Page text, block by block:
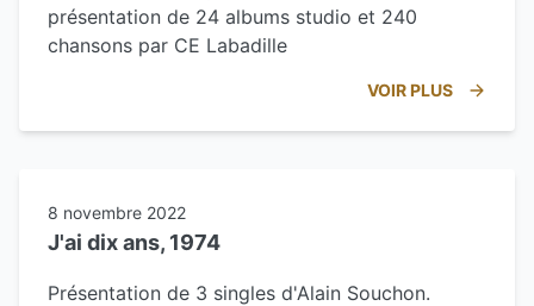
présentation de 24 albums studio et 240
chansons par CE Labadille
VOIR PLUS
8 novembre 2022
J'ai dix ans, 1974
Présentation de 3 singles d'Alain Souchon.